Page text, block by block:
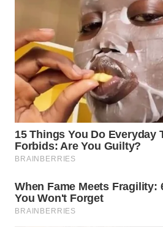
WN
TAPANULI
SELATAN
WN
TANJUNG
LESUNG
WN
KARO
WN
SIMALUNGUN